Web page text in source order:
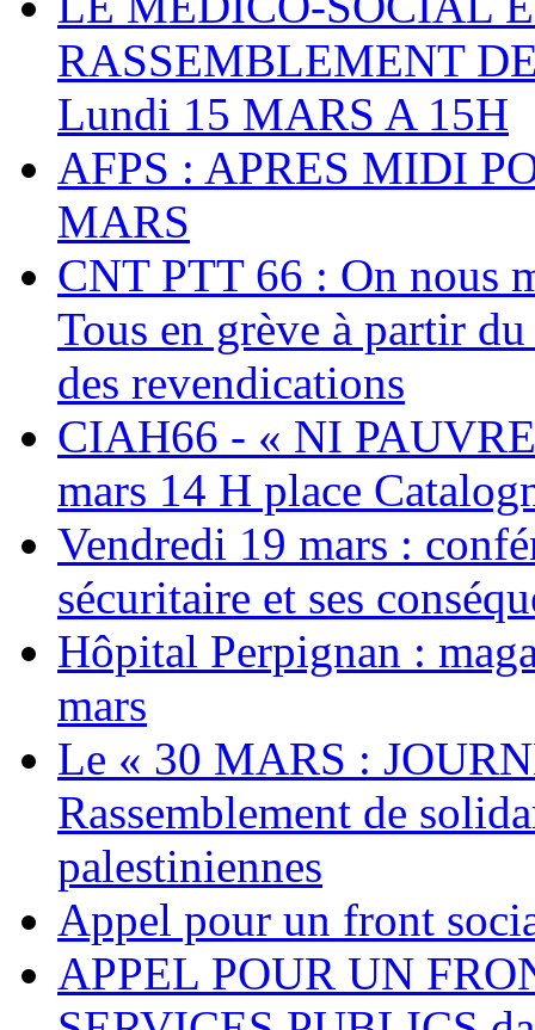
RASSEMBLEMENT
Lundi 15 MARS A 15H
AFPS : APRES MIDI
MARS
CNT PTT 66 : On nous
Tous en grève à partir
des revendications
CIAH66 - « NI
mars 14 H place
Vendredi 19 mars :
sécuritaire et ses
Hôpital Perpignan :
mars
Le « 30 MARS :
Rassemblement de
palestiniennes
Appel pour un front
APPEL POUR UN